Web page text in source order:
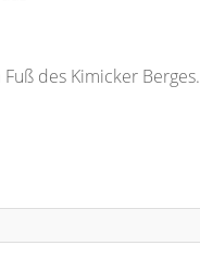
des Kimicker Berges.